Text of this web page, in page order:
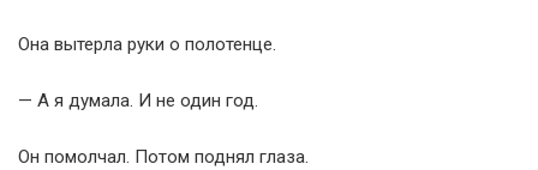
Она вытерла руки о полотенце.
— А я думала. И не один год.
Он помолчал. Потом поднял глаза.